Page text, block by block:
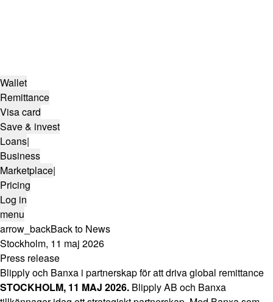
Wallet
Remittance
Visa card
Save & invest
Loans|
Business
Marketplace|
Pricing
Log in
menu
arrow_backBack to News
Stockholm, 11 maj 2026
Press release
Blipply och Banxa i partnerskap för att driva global remittance
STOCKHOLM, 11 MAJ 2026. Blipply AB och Banxa